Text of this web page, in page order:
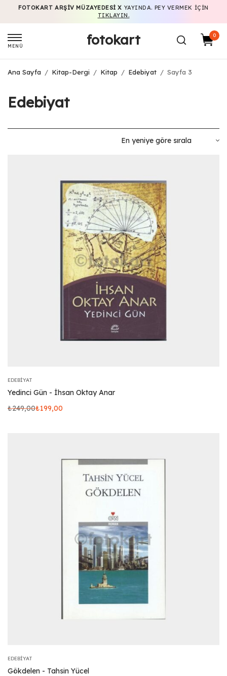
FOTOKART ARŞIV MÜZAYEDESI X YAYINDA. PEY VERMEK IÇIN
TIKLAYIN.
MENÜ fotokart 0
Ana Sayfa / Kitap-Dergi / Kitap / Edebiyat / Sayfa 3
Edebiyat
EDEBIYAT
Yedinci Gün - İhsan Oktay Anar
₺249,00₺199,00
EDEBIYAT
Gökdelen - Tahsin Yücel